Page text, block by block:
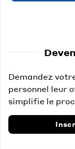
Demandez
personnel leur
simplifie le